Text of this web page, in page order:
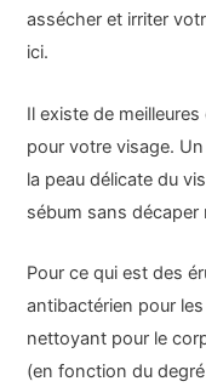
assécher et irriter
ici.
Il existe de
pour votre visage.
la peau délicate du
sébum sans décaper
Pour ce qui est des
antibactérien pour
nettoyant pour le
(en fonction du degré